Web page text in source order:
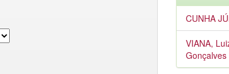
CUNHA
VIANA,
Gonçalves